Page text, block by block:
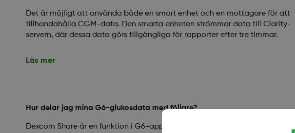
Det är möjligt att använda både en smart enhet och en mottagare för att
tillhandahålla CGM-data. Den smarta enheten strömmar data till Clarity-
servern, där dessa data görs tillgängliga för rapporter efter tre timmar.
Läs mer
Hur delar jag mina G6-glukosdata med följare?
Dexcom Share är en funktion i G6-appen som möjliggör fjärrövervakning. En